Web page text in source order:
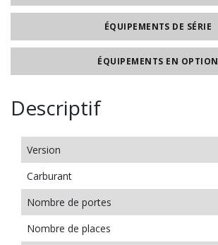
ÉQUIPEMENTS DE SÉRIE
ÉQUIPEMENTS EN OPTION
Descriptif
Version
Carburant
Nombre de portes
Nombre de places